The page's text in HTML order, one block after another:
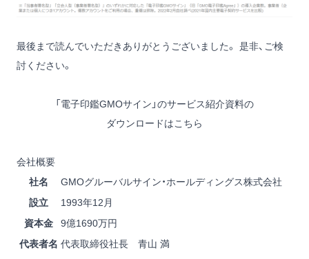
最後まで読んでいただきありがとうございました。 是非、ご検
討ください。
「電子印鑑GMOサイン」のサービス紹介資料の
ダウンロードはこちら
会社概要
社名
GMOグルーバルサイン・ホールディングス株式会社
設立
1993年12月
資本金
9億1690万円
代表者名 代表取締役社長 青山 満